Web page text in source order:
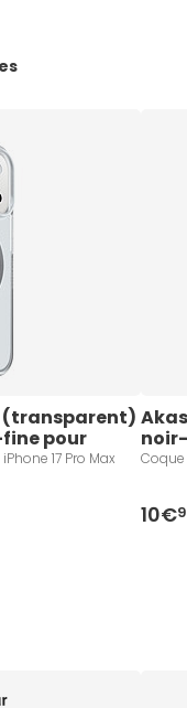
(transparent)
pour
17 Pro Max
10€